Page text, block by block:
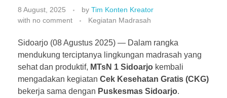
8 August, 2025 by Tim Konten Kreator
with no comment Kegiatan Madrasah
Sidoarjo (08 Agustus 2025) — Dalam rangka
mendukung terciptanya lingkungan madrasah yang
sehat dan produktif, MTsN 1 Sidoarjo kembali
mengadakan kegiatan Cek Kesehatan Gratis (CKG)
bekerja sama dengan Puskesmas Sidoarjo.